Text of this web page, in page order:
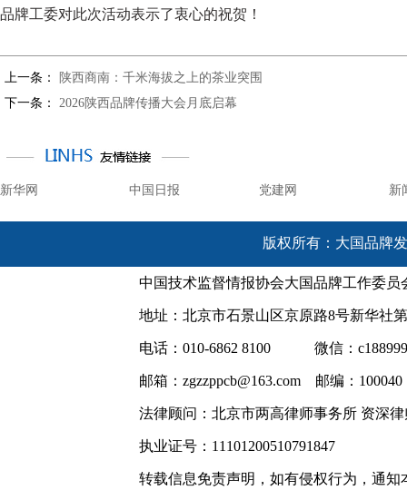
品牌工委对此次活动表示了衷心的祝贺！
上一条：
陕西商南：千米海拔之上的茶业突围
下一条： 2026陕西品牌传播大会月底启幕
新华网 中国日报 党建网 新
版权所有：大国品牌
中国技术监督情报协会大国品牌工作委员
地址：北京市石景山区京原路8号新华社
电话：010-6862 8100 微信：
邮箱：zgzzppcb@163.com 邮编：100040
法律顾问：北京市两高律师事务所 资深
执业证号：11101200510791847
转载信息免责声明，如有侵权行为，通知